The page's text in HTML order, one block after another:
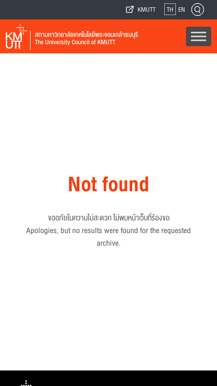
KMUTT TH EN
สภามหาวิทยาลัยเทคโนโลยีพระจอมเกล้าธนบุรี
The University Council of KMUTT
Not found
ขออภัยในความไม่สะดวก ไม่พบหน้าเว็บที่ร้องขอ
Apologies, but no results were found for the requested
archive.